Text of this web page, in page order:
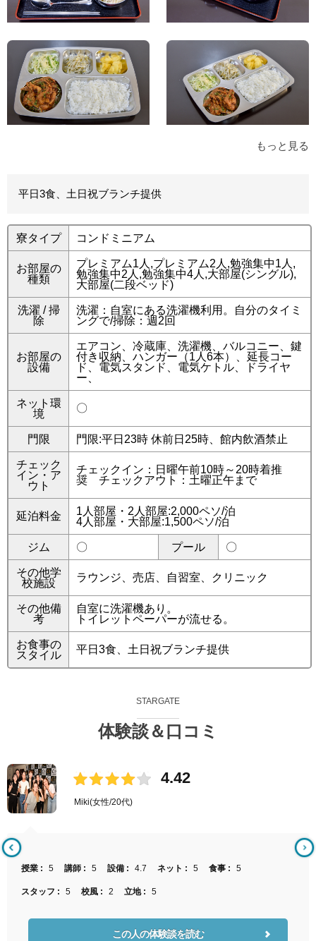
もっと見る
平日3食、土日祝ブランチ提供
寮タイプ コンドミニアム
お部屋の
種類
プレミアム1人,プレミアム2人,勉強集中1人,
勉強集中2人,勉強集中4人,大部屋(シングル),
大部屋(二段ベッド)
洗濯 / 掃
除
洗濯：自室にある洗濯機利用。自分のタイミ
ングで/掃除：週2回
お部屋の
設備
エアコン、冷蔵庫、洗濯機、バルコニー、鍵
付き収納、ハンガー（1人6本）、延長コー
ド、電気スタンド、電気ケトル、ドライヤ
ー、
ネット環
境
〇
門限 門限:平日23時 休前日25時、館内飲酒禁止
チェック
イン・ア
ウト
チェックイン：日曜午前10時～20時着推
奨 チェックアウト：土曜正午まで
延泊料金
1人部屋・2人部屋:2,000ペソ/泊
4人部屋・大部屋:1,500ペソ/泊
ジム 〇 プール 〇
その他学
校施設
ラウンジ、売店、自習室、クリニック
その他備
考
自室に洗濯機あり。
トイレットペーパーが流せる。
お食事の
スタイル
平日3食、土日祝ブランチ提供
STARGATE
体験談＆口コミ
Miki(女性/20代)
4.42
授業 : 5 講師 : 5 設備 : 4.7 ネット : 5 食事 : 5
スタッフ : 5 校風 : 2 立地 : 5
この人の体験談を読む